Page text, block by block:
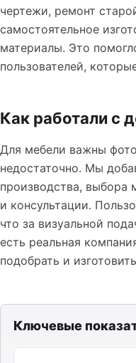
чертежи, ремонт
самостоятельное
материалы. Это
пользователей,
Как работали с
Для мебели важны
недостаточно. Мы
производства, выбора
и консультации.
что за визуальной
есть реальная
подобрать и
Ключевые